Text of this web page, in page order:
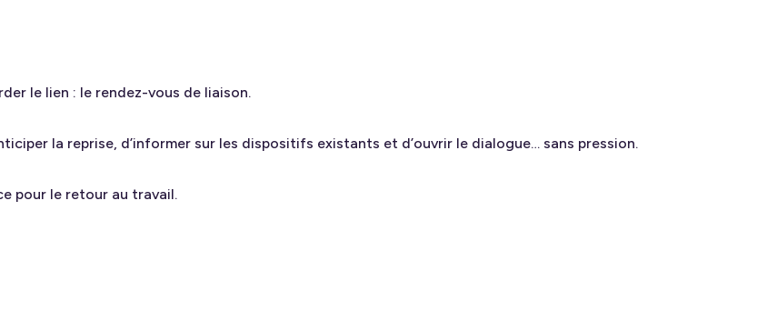
le lien : le rendez-vous de liaison.
la reprise, d’informer sur les dispositifs existants et d’ouvrir le dialogue… sans pression.
pour le retour au travail.